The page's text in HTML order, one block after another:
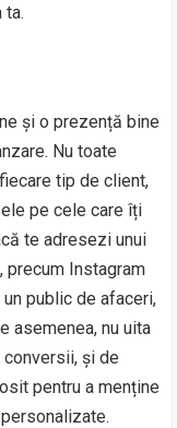
ta.
și o prezență bine
Nu toate
tip de client,
pe cele care îți
te adresezi unui
precum Instagram
public de afaceri,
asemenea, nu uita
și de
pentru a menține